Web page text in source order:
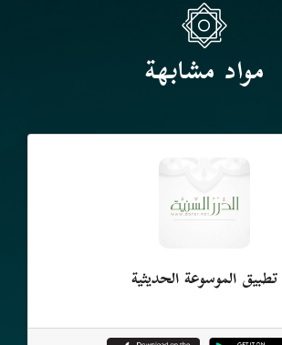
مواد مشابهة
تطبيق الموسوعة الحديثية